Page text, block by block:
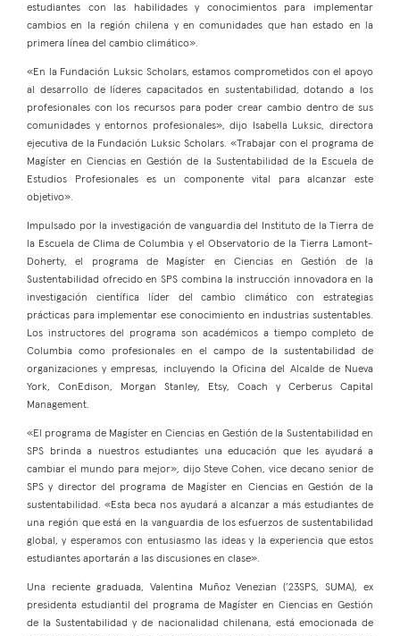
estudiantes con las habilidades y conocimientos para implementar
cambios en la región chilena y en comunidades que han estado en la
primera línea del cambio climático».
«En la Fundación Luksic Scholars, estamos comprometidos con el apoyo
al desarrollo de líderes capacitados en sustentabilidad, dotando a los
profesionales con los recursos para poder crear cambio dentro de sus
comunidades y entornos profesionales», dijo Isabella Luksic, directora
ejecutiva de la Fundación Luksic Scholars. «Trabajar con el programa de
Magíster en Ciencias en Gestión de la Sustentabilidad de la Escuela de
Estudios Profesionales es un componente vital para alcanzar este
objetivo».
Impulsado por la investigación de vanguardia del Instituto de la Tierra de
la Escuela de Clima de Columbia y el Observatorio de la Tierra Lamont-
Doherty, el programa de Magíster en Ciencias en Gestión de la
Sustentabilidad ofrecido en SPS combina la instrucción innovadora en la
investigación científica líder del cambio climático con estrategias
prácticas para implementar ese conocimiento en industrias sustentables.
Los instructores del programa son académicos a tiempo completo de
Columbia como profesionales en el campo de la sustentabilidad de
organizaciones y empresas, incluyendo la Oficina del Alcalde de Nueva
York, ConEdison, Morgan Stanley, Etsy, Coach y Cerberus Capital
Management.
«El programa de Magíster en Ciencias en Gestión de la Sustentabilidad en
SPS brinda a nuestros estudiantes una educación que les ayudará a
cambiar el mundo para mejor», dijo Steve Cohen, vice decano senior de
SPS y director del programa de Magíster en Ciencias en Gestión de la
sustentabilidad. «Esta beca nos ayudará a alcanzar a más estudiantes de
una región que está en la vanguardia de los esfuerzos de sustentabilidad
global, y esperamos con entusiasmo las ideas y la experiencia que estos
estudiantes aportarán a las discusiones en clase».
Una reciente graduada, Valentina Muñoz Venezian (’23SPS, SUMA), ex
presidenta estudiantil del programa de Magíster en Ciencias en Gestión
de la Sustentabilidad y de nacionalidad chilenana, está emocionada de